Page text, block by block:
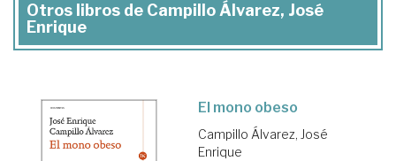
Otros libros de Campillo Álvarez, José
Enrique
El mono obeso
Campillo Álvarez, José
Enrique